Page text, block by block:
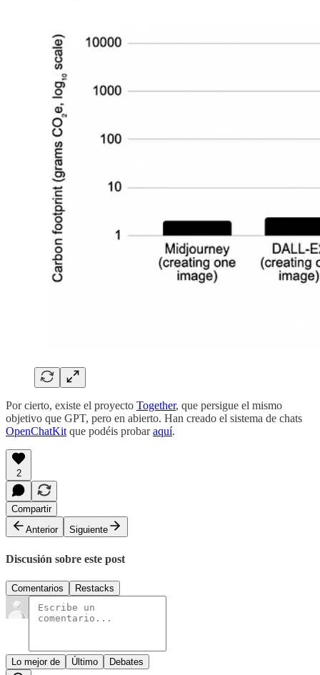
Por cierto, existe el proyecto Together, que persigue el mismo
objetivo que GPT, pero en abierto. Han creado el sistema de chats
OpenChatKit que podéis probaraquí.
2
Compartir
Anterior
Siguiente
Discusión sobre este post
Comentarios Restacks
Lo mejor de Último Debates